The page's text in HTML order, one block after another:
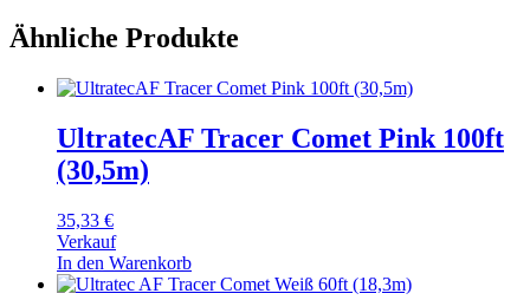
Ähnliche Produkte
UltratecAF Tracer Comet Pink 100ft
(30,5m)
35,33 €
Verkauf
In den Warenkorb